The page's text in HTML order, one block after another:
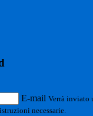
E-mail Verrà inviato
necessarie.